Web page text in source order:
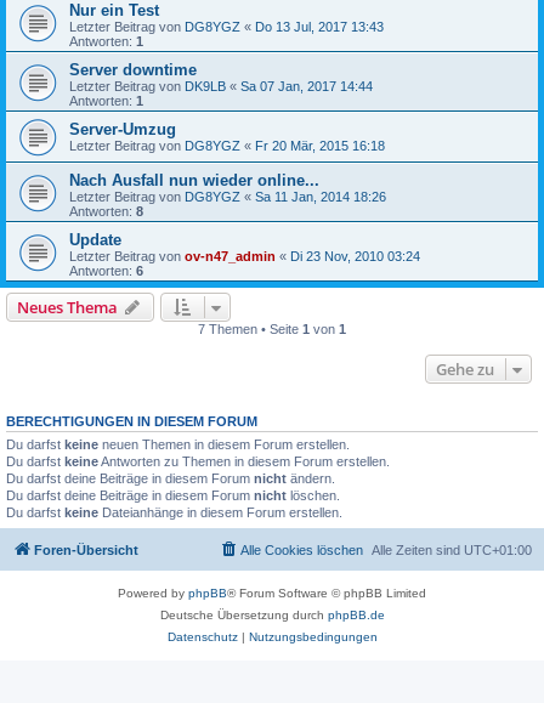
Nur ein Test
Letzter Beitrag von DG8YGZ « Do 13 Jul, 2017 13:43
Antworten: 1
Server downtime
Letzter Beitrag von DK9LB « Sa 07 Jan, 2017 14:44
Antworten: 1
Server-Umzug
Letzter Beitrag von DG8YGZ « Fr 20 Mär, 2015 16:18
Nach Ausfall nun wieder online...
Letzter Beitrag von DG8YGZ « Sa 11 Jan, 2014 18:26
Antworten: 8
Update
Letzter Beitrag von ov-n47_admin « Di 23 Nov, 2010 03:24
Antworten: 6
Neues Thema
7 Themen • Seite 1 von 1
Gehe zu
BERECHTIGUNGEN IN DIESEM FORUM
Du darfst keine neuen Themen in diesem Forum erstellen.
Du darfst keineAntworten zu Themen in diesem Forum erstellen.
Du darfst deine Beiträge in diesem Forum nicht ändern.
Du darfst deine Beiträge in diesem Forum nicht löschen.
Du darfst keine Dateianhänge in diesem Forum erstellen.
Foren-Übersicht Alle Zeiten sind UTC+01:00
Alle Cookies löschen
Powered by phpBB® Forum Software © phpBB Limited
Deutsche Übersetzung durch phpBB.de
Datenschutz| Nutzungsbedingungen